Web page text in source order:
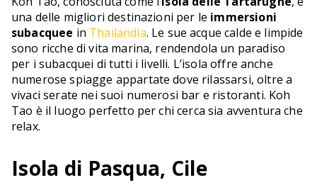
una delle migliori destinazioni per le immersioni
subacquee in Thailandia. Le sue acque calde e limpide
sono ricche di vita marina, rendendola un paradiso
per i subacquei di tutti i livelli. L’isola offre anche
numerose spiagge appartate dove rilassarsi, oltre a
vivaci serate nei suoi numerosi bar e ristoranti. Koh
Tao è il luogo perfetto per chi cerca sia avventura che
relax.
Isola di Pasqua, Cile